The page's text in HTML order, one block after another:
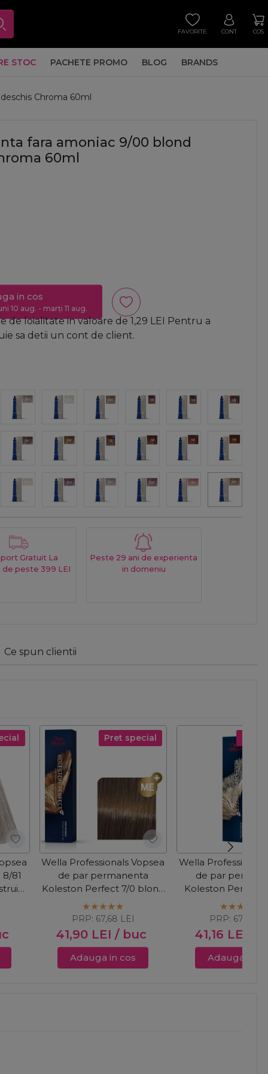
FAVORITE CONT COS
STOC PACHETE PROMO BLOG BRANDS
Chroma 60ml
fara amoniac 9/00 blond
60ml
in cos
10 aug. - marți 11 aug.
de loialitate in valoare de 1,29 LEI
Pentru a
sa detii un cont de client.
Gratuit La
de peste 399 LEI
Peste 29 ani de experienta
in domeniu
Ce spun clientii
81
Pret special
Wella Professionals Vopsea
de par permanenta
Koleston Perfect 7/0 blond
mediu 60ml
41,90 LEI / buc
PRP: 67,68 LEI
Adauga in cos
Wella
de par
Koleston Perfect
Blonde 12/96
violet 60ml
41,16 LEI
PRP: 67,68
Adauga in